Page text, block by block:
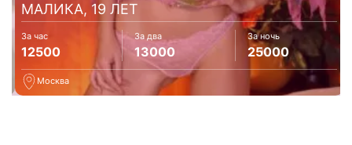
МАЛИКА, 19 ЛЕТ
За час
12500
За два
13000
За ночь
25000
Москва